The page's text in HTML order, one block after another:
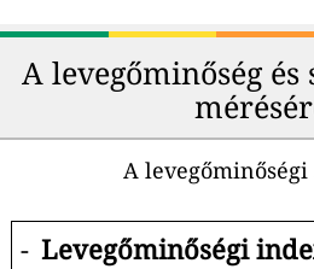
A levegőminőség és
A
- Levegőminőségi